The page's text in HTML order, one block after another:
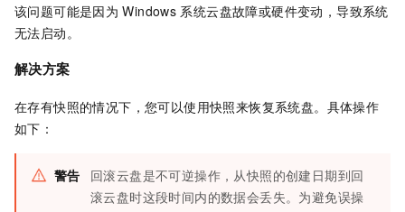
该问题可能是因为 Windows 系统云盘故障或硬件变动，导致系统
无法启动。
解决方案
在存有快照的情况下，您可以使用快照来恢复系统盘。具体操作
如下：
警告
回滚云盘是不可逆操作，从快照的创建日期到回
滚云盘时这段时间内的数据会丢失。为避免误操